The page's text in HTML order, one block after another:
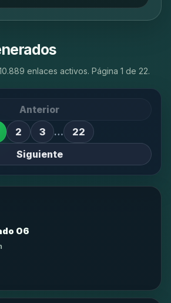
enlaces activos. Página 1 de 22.
Anterior
2 3 …
22
Siguiente
06